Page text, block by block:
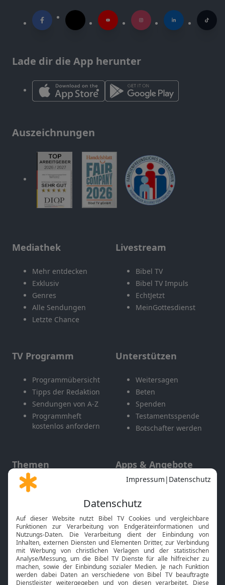
Lade dir die App herunter
Auszeichnungen
Mediathek
Mehr entdecken
Exklusiv
Genres
Alle Sendungen
Letzte Chance
Livestream
Bibel TV
Bibel TV Impuls
EchtJetzt
MeinGottesdienst
TV Programm
Programmübersicht
Tipps der Redaktion
Sendungen von A-Z
Programmheft
kostenlos anfordern
Unterstützen
Weitersagen
Beten
Spenden
Testamentsspende
Botschafter werden
Themen
Gott und Bibel erklärt
Neuigkeiten
Apps & Angebote
Mobile App
Smart TV
HbbTV
Bibelthek Online-Bibel
Nächster Gottesdienst